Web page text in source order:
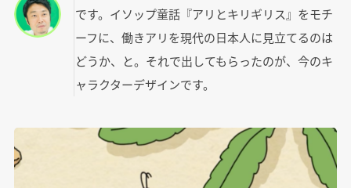
です。イソップ童話『アリとキリギリス』をモチ
ーフに、働きアリを現代の日本人に見立てるのは
どうか、と。それで出してもらったのが、今のキ
ャラクターデザインです。